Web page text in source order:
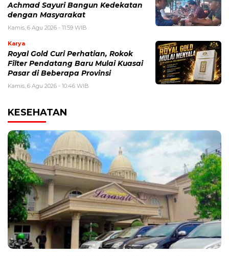
Achmad Sayuri Bangun Kedekatan
dengan Masyarakat
Kamis, 6 Agu 2026 - 11:59 WIB
Karya
Royal Gold Curi Perhatian, Rokok
Filter Pendatang Baru Mulai Kuasai
Pasar di Beberapa Provinsi
Kamis, 6 Agu 2026 - 10:46 WIB
KESEHATAN